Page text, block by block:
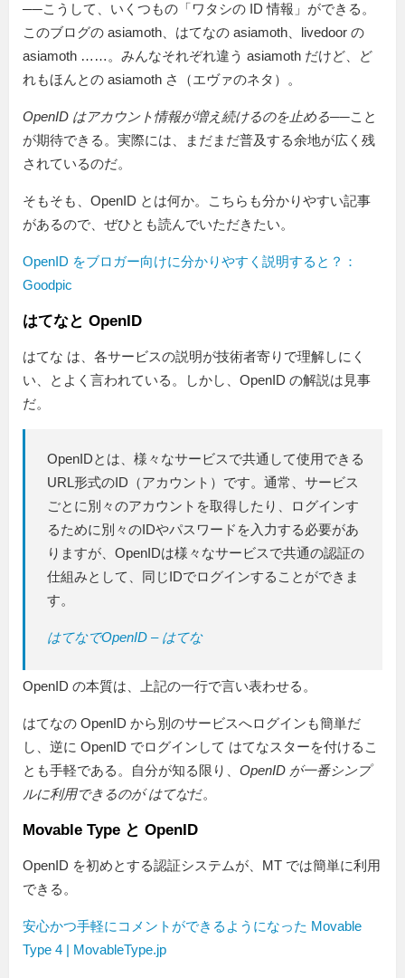
──こうして、いくつもの「ワタシの ID 情報」ができる。
このブログの asiamoth、はてなの asiamoth、livedoor の
asiamoth ……。みんなそれぞれ違う asiamoth だけど、ど
れもほんとの asiamoth さ（エヴァのネタ）。
OpenID はアカウント情報が増え続けるのを止める──こと
が期待できる。実際には、まだまだ普及する余地が広く残
されているのだ。
そもそも、OpenID とは何か。こちらも分かりやすい記事
があるので、ぜひとも読んでいただきたい。
OpenID をブロガー向けに分かりやすく説明すると？：
Goodpic
はてなと OpenID
はてな は、各サービスの説明が技術者寄りで理解しにく
い、とよく言われている。しかし、OpenID の解説は見事
だ。
OpenIDとは、様々なサービスで共通して使用できる
URL形式のID（アカウント）です。通常、サービス
ごとに別々のアカウントを取得したり、ログインす
るために別々のIDやパスワードを入力する必要があ
りますが、OpenIDは様々なサービスで共通の認証の
仕組みとして、同じIDでログインすることができま
す。
はてなでOpenID – はてな
OpenID の本質は、上記の一行で言い表わせる。
はてなの OpenID から別のサービスへログインも簡単だ
し、逆に OpenID でログインして はてなスターを付けるこ
とも手軽である。自分が知る限り、 OpenID が一番シンプ
ルに利用できるのが はてなだ。
Movable Type と OpenID
OpenID を初めとする認証システムが、MT では簡単に利用
できる。
安心かつ手軽にコメントができるようになった Movable
Type 4 | MovableType.jp